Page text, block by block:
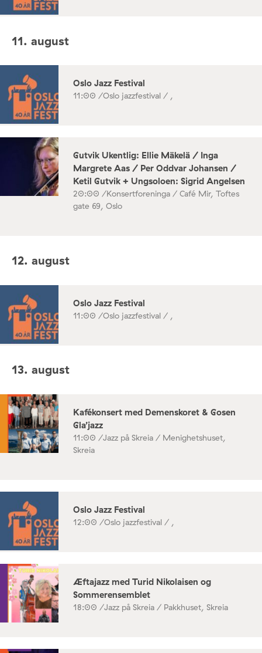
11. august
Oslo Jazz Festival
11:00 /Oslo jazzfestival / ,
Gutvik Ukentlig: Ellie Mäkelä / Inga
Margrete Aas / Per Oddvar Johansen /
Ketil Gutvik + Ungsoloen: Sigrid Angelsen
20:00 /Konsertforeninga / Café Mir, Toftes
gate 69, Oslo
12. august
Oslo Jazz Festival
11:00 /Oslo jazzfestival / ,
13. august
Kafékonsert med Demenskoret & Gosen
Gla’jazz
11:00 /Jazz på Skreia / Menighetshuset,
Skreia
Oslo Jazz Festival
12:00 /Oslo jazzfestival / ,
Æftajazz med Turid Nikolaisen og
Sommerensemblet
18:00 /Jazz på Skreia / Pakkhuset, Skreia